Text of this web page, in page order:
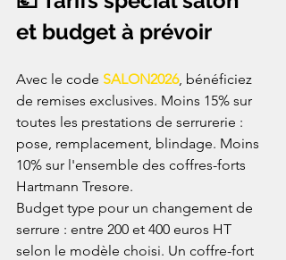
et budget à prévoir
Avec le code SALON2026, bénéficiez
de remises exclusives. Moins 15% sur
toutes les prestations de serrurerie :
pose, remplacement, blindage. Moins
10% sur l'ensemble des coffres-forts
Hartmann Tresore.
Budget type pour un changement de
serrure : entre 200 et 400 euros HT
selon le modèle choisi. Un coffre-fort